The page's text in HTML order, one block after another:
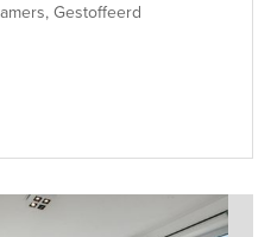
Gestoffeerd